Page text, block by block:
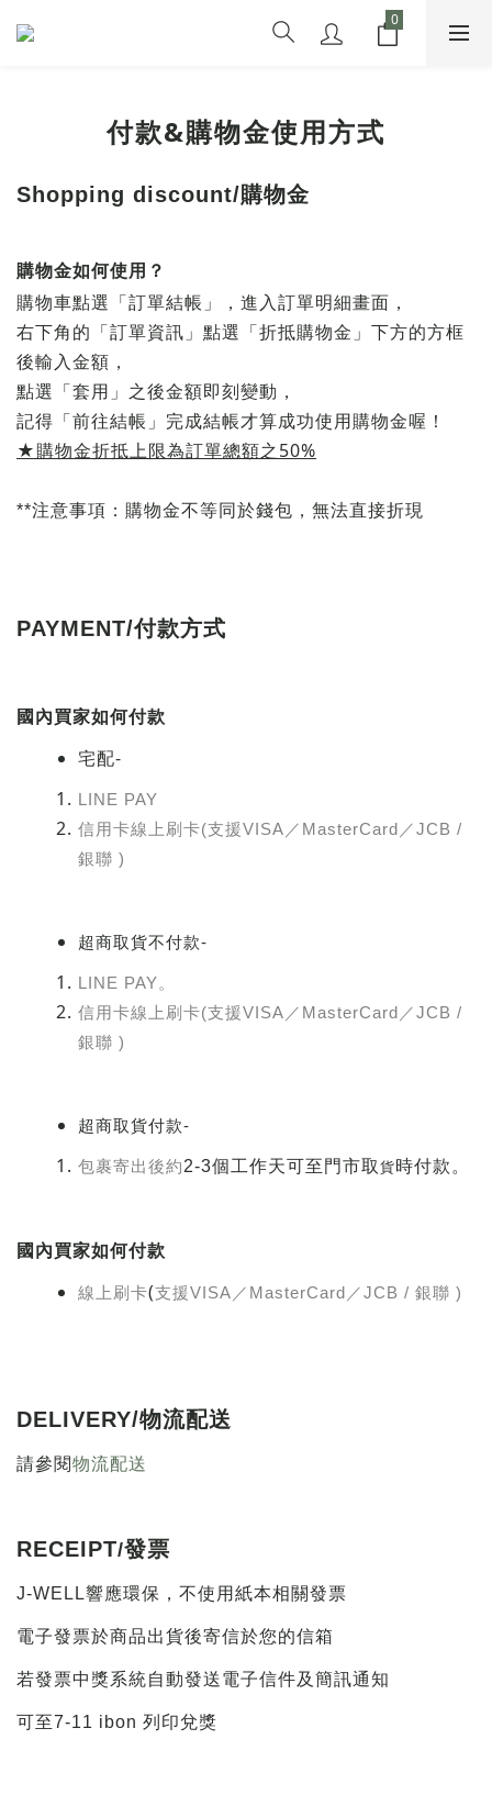
付款&購物金使用方式
Shopping discount/購物金
購物金如何使用？
購物車點選「訂單結帳」，進入訂單明細畫面，
右下角的「訂單資訊」點選「折抵購物金」下方的方框
後輸入金額，
點選「套用」之後金額即刻變動，
記得「前往結帳」完成結帳才算成功使用購物金喔！
★購物金折抵上限為訂單總額之50%
**注意事項： 購物金不等同於錢包，無法直接折現
PAYMENT/付款方式
國內買家如何付款
宅配-
LINE PAY
信用卡線上刷卡(支援VISA ／ MasterCard ／JCB /
銀聯 )
超商取貨不付款-
LINE PAY。
信用卡線上刷卡(支援VISA ／ MasterCard ／JCB /
銀聯 )
超商取貨付款-
包裹寄出後約2-3個工作天可至門市取貨時付款。
國內買家如何付款
線上刷卡(支援VISA ／ MasterCard ／JCB / 銀聯 )
DELIVERY/物流配送
請參閱物流配送
RECEIPT/發票
J-WELL響應環保，不使用紙本相關發票
電子發票於商品出貨後寄信於您的信箱
若發票中獎系統自動發送電子信件及簡訊通知
可至7-11 ibon 列印兌獎